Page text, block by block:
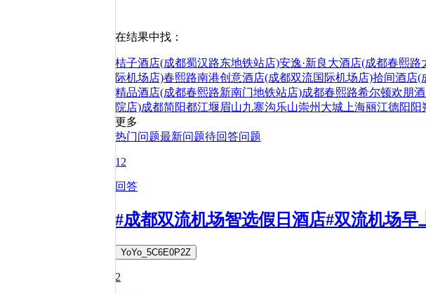
在结果中找：
桔子酒店(成都蜀汉路东地铁站店)安逸·新良大酒店(成都春熙路
际机场店)春熙路南港创意酒店(成都双流国际机场店)拾间酒店(
精品酒店(成都春熙路新南门地铁站店)成都春熙路希尔顿欢朋
院店)成都简阳都江堰眉山九寨沟乐山崇州 大城 上海丽江德阳 阳
更多
热门问题最新问题待回答问题
12
回答
#成都双流机场智选假日酒店#双流机场
YoYo_5C6E0P2Z
2